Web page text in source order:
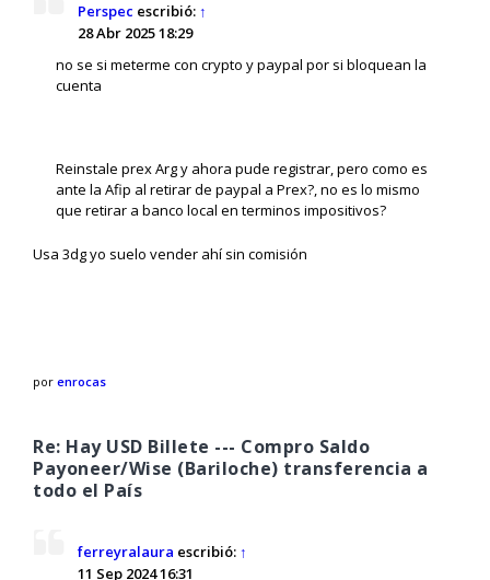
Perspec escribió: ↑
28 Abr 2025 18:29
no se si meterme con crypto y paypal por si bloquean la
cuenta
Reinstale prex Arg y ahora pude registrar, pero como es
ante la Afip al retirar de paypal a Prex?, no es lo mismo
que retirar a banco local en terminos impositivos?
Usa 3dg yo suelo vender ahí sin comisión
por enrocas
Re: Hay USD Billete --- Compro Saldo
Payoneer/Wise (Bariloche) transferencia a
todo el País
ferreyralaura escribió: ↑
11 Sep 2024 16:31